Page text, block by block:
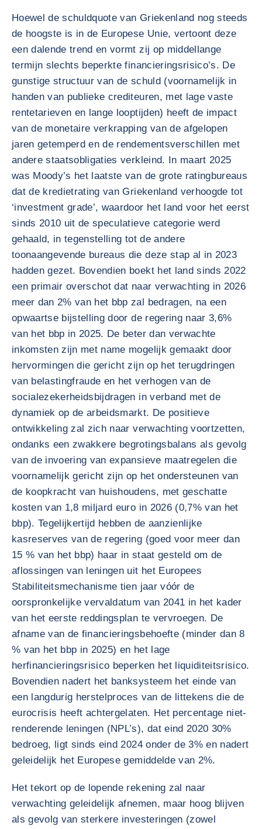
Hoewel de schuldquote van Griekenland nog steeds
de hoogste is in de Europese Unie, vertoont deze
een dalende trend en vormt zij op middellange
termijn slechts beperkte financieringsrisico’s. De
gunstige structuur van de schuld (voornamelijk in
handen van publieke crediteuren, met lage vaste
rentetarieven en lange looptijden) heeft de impact
van de monetaire verkrapping van de afgelopen
jaren getemperd en de rendementsverschillen met
andere staatsobligaties verkleind. In maart 2025
was Moody’s het laatste van de grote ratingbureaus
dat de kredietrating van Griekenland verhoogde tot
‘investment grade’, waardoor het land voor het eerst
sinds 2010 uit de speculatieve categorie werd
gehaald, in tegenstelling tot de andere
toonaangevende bureaus die deze stap al in 2023
hadden gezet. Bovendien boekt het land sinds 2022
een primair overschot dat naar verwachting in 2026
meer dan 2% van het bbp zal bedragen, na een
opwaartse bijstelling door de regering naar 3,6%
van het bbp in 2025. De beter dan verwachte
inkomsten zijn met name mogelijk gemaakt door
hervormingen die gericht zijn op het terugdringen
van belastingfraude en het verhogen van de
socialezekerheidsbijdragen in verband met de
dynamiek op de arbeidsmarkt. De positieve
ontwikkeling zal zich naar verwachting voortzetten,
ondanks een zwakkere begrotingsbalans als gevolg
van de invoering van expansieve maatregelen die
voornamelijk gericht zijn op het ondersteunen van
de koopkracht van huishoudens, met geschatte
kosten van 1,8 miljard euro in 2026 (0,7% van het
bbp). Tegelijkertijd hebben de aanzienlijke
kasreserves van de regering (goed voor meer dan
15 % van het bbp) haar in staat gesteld om de
aflossingen van leningen uit het Europees
Stabiliteitsmechanisme tien jaar vóór de
oorspronkelijke vervaldatum van 2041 in het kader
van het eerste reddingsplan te vervroegen. De
afname van de financieringsbehoefte (minder dan 8
% van het bbp in 2025) en het lage
herfinancieringsrisico beperken het liquiditeitsrisico.
Bovendien nadert het banksysteem het einde van
een langdurig herstelproces van de littekens die de
eurocrisis heeft achtergelaten. Het percentage niet-
renderende leningen (NPL’s), dat eind 2020 30%
bedroeg, ligt sinds eind 2024 onder de 3% en nadert
geleidelijk het Europese gemiddelde van 2%.
Het tekort op de lopende rekening zal naar
verwachting geleidelijk afnemen, maar hoog blijven
als gevolg van sterkere investeringen (zowel